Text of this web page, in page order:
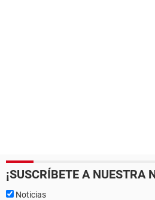
¡SUSCRÍBETE A NUESTRA
Noticias